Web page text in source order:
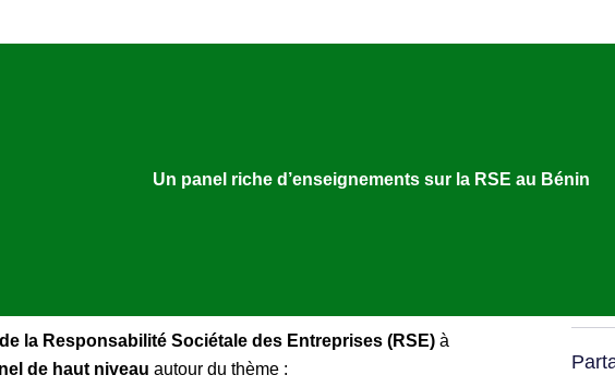
Un panel riche d’enseignements sur la RSE au Bénin
la Responsabilité Sociétale des Entreprises (RSE)à
de haut niveau autour du thème :